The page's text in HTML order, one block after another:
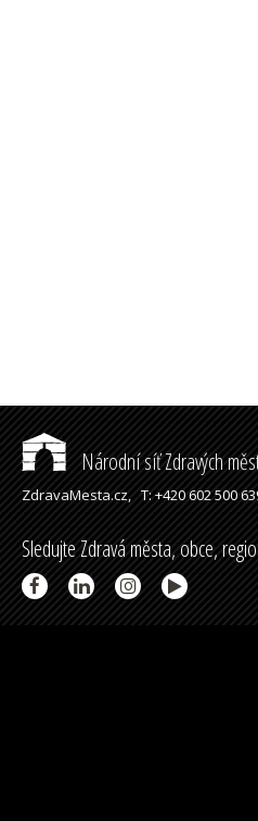
Národní síť Zdravých
ZdravaMesta.cz,T: +420 602 500
Sledujte Zdravá města, obce,